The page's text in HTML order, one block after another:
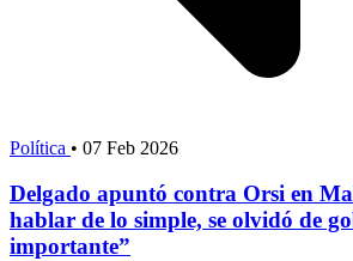
Política • 07 Feb 2026
Delgado apuntó contra Orsi en
hablar de lo simple, se olvidó de
importante”